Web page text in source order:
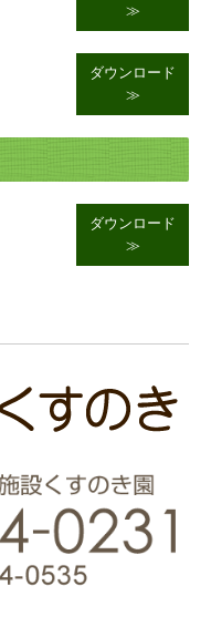
≫
≫
≫